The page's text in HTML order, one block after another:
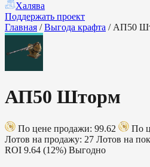
Халява
Поддержать проект
Главная / Выгода крафта / АП50
АП50 Шторм
По цене продажи: 99.62
По
Лотов на продажу: 27 Лотов на
ROI 9.64 (12%) Выгодно